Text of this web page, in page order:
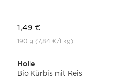
1,49 €
190 g (7,84 €/1 kg)
Holle
Bio Kürbis mit Reis